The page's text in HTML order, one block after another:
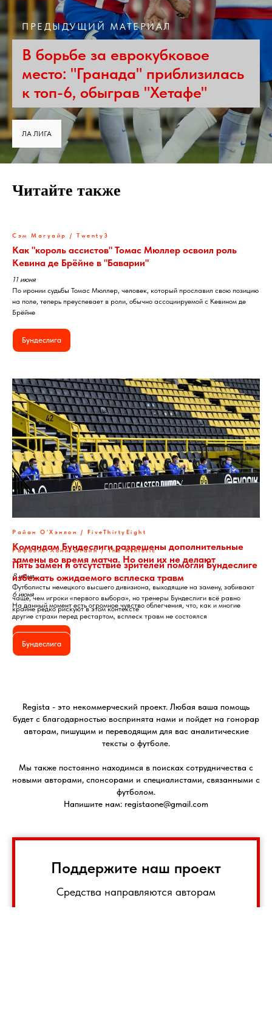
ПРЕДЫДУЩИЙ МАТЕРИАЛ
В борьбе за еврокубковое
место: "Гранада" приблизилась
к топ-6, обыграв "Хетафе"
ЛА ЛИГА
Читайте также
Сэм Магуайр / Twenty3
Как "король ассистов" Томас Мюллер освоил роль
Кевина де Брёйне в "Баварии"
11 июня
По иронии судьбы Томас Мюллер, человек, который прославил свою позицию
на поле, теперь преуспевает в роли, обычно ассоциируемой с Кевином де
Брёйне
Бундеслига
Райан О'Хэнлон / FiveThirtyEight
Командам Бундеслиги разрешены дополнительные
замены во время матча. Но они их не делают
8 июня
Футболисты немецкого высшего дивизиона, выходящие на замену, забивают
чаще, чем игроки «первого выбора», но тренеры Бундеслиги всё равно
крайне редко рискуют в этом контексте
Рафаэль Хонигштайн / The Athletic
Пять замен и отсутствие зрителей помогли Бундеслиге
избежать ожидаемого всплеска травм
6 июня
На данный момент есть огромное чувство облегчения, что, как и многие
другие страхи перед рестартом, всплеск травм не состоялся
Бундеслига
Regista - это некоммерческий проект. Любая ваша помощь
будет с благодарностью воспринята нами и пойдет на гонорар
авторам, пишущим и переводящим для вас аналитические
тексты о футболе.
Мы также постоянно находимся в поисках сотрудничества с
новыми авторами, спонсорами и специалистами, связанными с
футболом.
Напишите нам: registaone@gmail.com
Поддержите наш проект
Средства направляются авторам